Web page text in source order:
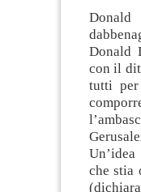
Donald
Donald
con il
tutti
che stia